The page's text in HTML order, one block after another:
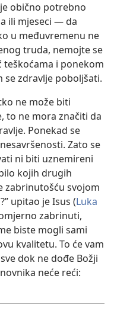
obično potrebno
ili mjeseci — da
u međuvremenu ne
truda, nemojte se
i ponekom
se zdravlje poboljšati.
ne može biti
to ne mora značiti da
Ponekad se
Zato se
ni biti uznemireni
kojih drugih
zabrinutošću svojom
upitao je Isus (Luka
zabrinuti,
biste mogli sami
kvalitetu. To će vam
dok ne dođe Božji
neće reći: